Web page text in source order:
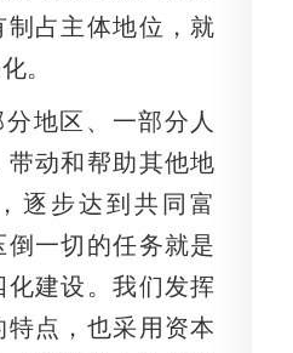
占主体地位，就
。
地区、一部分人
动和帮助其他地
逐步达到共同富
一切的任务就是
化建设。我们发挥
点，也采用资本